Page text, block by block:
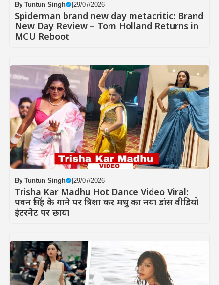
By Tuntun Singh |29/07/2026
Spiderman brand new day metacritic: Brand
New Day Review – Tom Holland Returns in
MCU Reboot
By Tuntun Singh 29/07/2026
Trisha Kar Madhu Hot Dance Video Viral:
पवन सिंह के गाने पर त्रिशा कर मधु का नया डांस वीडियो
इंटरनेट पर छाया